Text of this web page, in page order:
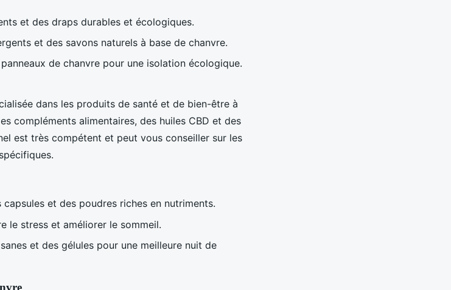
et des draps durables et écologiques.
et des savons naturels à base de chanvre.
panneaux de chanvre pour une isolation écologique.
dans les produits de santé et de bien-être à
compléments alimentaires, des huiles CBD et des
est très compétent et peut vous conseiller sur les
capsules et des poudres riches en nutriments.
le stress et améliorer le sommeil.
et des gélules pour une meilleure nuit de